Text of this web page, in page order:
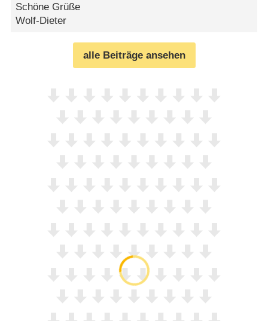
Schöne Grüße
Wolf-Dieter
alle Beiträge ansehen